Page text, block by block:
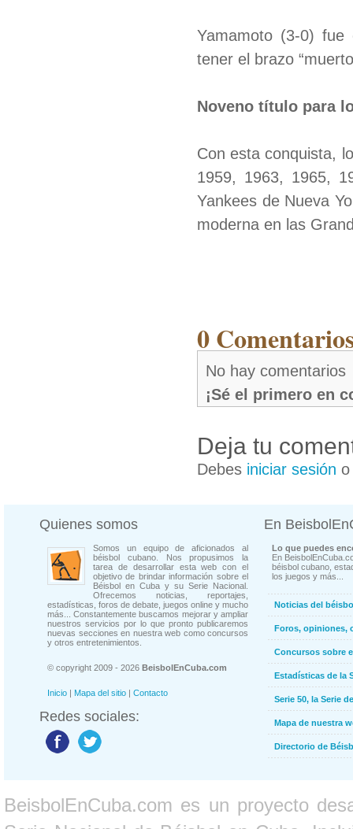
Yamamoto (3-0)
tener el brazo
Noveno título para
Con esta conquista,
1959, 1963, 1965,
Yankees de Nueva
moderna en las
0
No hay comentarios
¡Sé el primero en
Deja tu
Debes iniciar sesión
Quienes somos
Somos un equipo de aficionados al
béisbol cubano. Nos propusimos la
tarea de desarrollar esta web con el
objetivo de brindar información sobre el
Béisbol en Cuba y su Serie Nacional.
Ofrecemos noticias, reportajes,
estadísticas, foros de debate, juegos online y mucho
más... Constantemente buscamos mejorar y ampliar
nuestros servicios por lo que pronto publicaremos
nuevas secciones en nuestra web como concursos
y otros entretenimientos.
© copyright 2009 - 2026 BeisbolEnCuba.com
Inicio | Mapa del sitio | Contacto
Redes sociales:
En
Lo que puedes
En
béisbol cubano,
los juegos y más...
Noticias del
Foros, opiniones,
Concursos sobre
Estadísticas de la
Serie 50, la Serie
Mapa de nuestra
Directorio de
BeisbolEnCuba.com es un proyecto